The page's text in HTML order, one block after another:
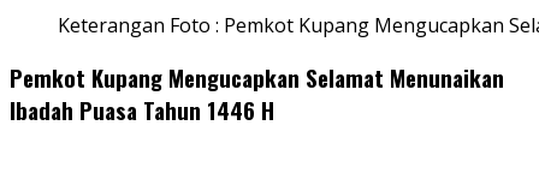
Keterangan Foto : Pemkot Kupang Mengucapkan
Pemkot Kupang Mengucapkan Selamat Menunaikan
Ibadah Puasa Tahun 1446 H